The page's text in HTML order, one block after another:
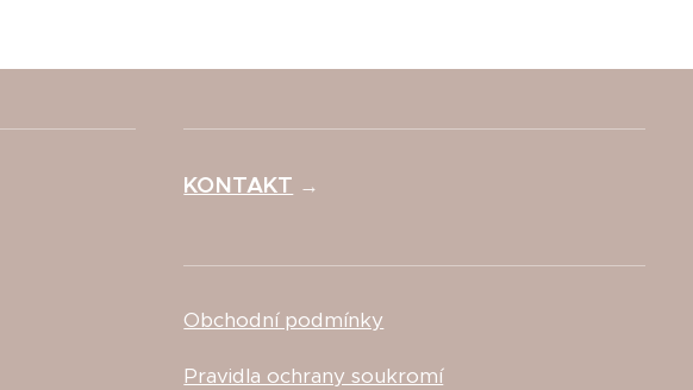
KONTAKT →
Obchodní podmínky
Pravidla ochrany soukromí